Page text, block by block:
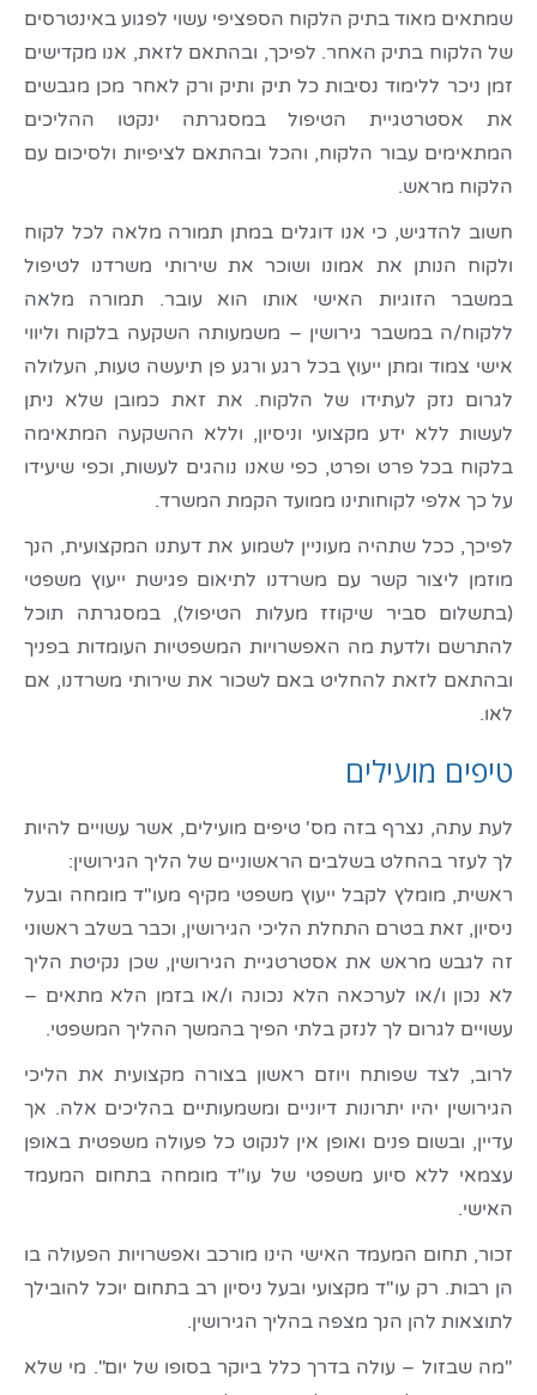
שמתאים מאוד בתיק הלקוח הספציפי עשוי לפגוע באינטרסים
של הלקוח בתיק האחר. לפיכך, ובהתאם לזאת, אנו מקדישים
זמן ניכר ללימוד נסיבות כל תיק ותיק ורק לאחר מכן מגבשים
את אסטרטגיית הטיפול במסגרתה ינקטו ההליכים
המתאימים עבור הלקוח, והכל ובהתאם לציפיות ולסיכום עם
הלקוח מראש.
חשוב להדגיש, כי אנו דוגלים במתן תמורה מלאה לכל לקוח
ולקוח הנותן את אמונו ושוכר את שירותי משרדנו לטיפול
במשבר הזוגיות האישי אותו הוא עובר. תמורה מלאה
ללקוח/ה במשבר גירושין – משמעותה השקעה בלקוח וליווי
אישי צמוד ומתן ייעוץ בכל רגע ורגע פן תיעשה טעות, העלולה
לגרום נזק לעתידו של הלקוח. את זאת כמובן שלא ניתן
לעשות ללא ידע מקצועי וניסיון, וללא ההשקעה המתאימה
בלקוח בכל פרט ופרט, כפי שאנו נוהגים לעשות, וכפי שיעידו
על כך אלפי לקוחותינו ממועד הקמת המשרד.
לפיכך, ככל שתהיה מעוניין לשמוע את דעתנו המקצועית, הנך
מוזמן ליצור קשר עם משרדנו לתיאום פגישת ייעוץ משפטי
(בתשלום סביר שיקוזז מעלות הטיפול), במסגרתה תוכל
להתרשם ולדעת מה האפשרויות המשפטיות העומדות בפניך
ובהתאם לזאת להחליט באם לשכור את שירותי משרדנו, אם
לאו.
טיפים מועילים
לעת עתה, נצרף בזה מס' טיפים מועילים, אשר עשויים להיות
לך לעזר בהחלט בשלבים הראשוניים של הליך הגירושין:
ראשית, מומלץ לקבל ייעוץ משפטי מקיף מעו"ד מומחה ובעל
ניסיון, זאת בטרם התחלת הליכי הגירושין, וכבר בשלב ראשוני
זה לגבש מראש את אסטרטגיית הגירושין, שכן נקיטת הליך
לא נכון ו/או לערכאה הלא נכונה ו/או בזמן הלא מתאים –
עשויים לגרום לך לנזק בלתי הפיך בהמשך ההליך המשפטי.
לרוב, לצד שפותח ויוזם ראשון בצורה מקצועית את הליכי
הגירושין יהיו יתרונות דיוניים ומשמעותיים בהליכים אלה. אך
עדיין, ובשום פנים ואופן אין לנקוט כל פעולה משפטית באופן
עצמאי ללא סיוע משפטי של עו"ד מומחה בתחום המעמד
האישי.
זכור, תחום המעמד האישי הינו מורכב ואפשרויות הפעולה בו
הן רבות. רק עו"ד מקצועי ובעל ניסיון רב בתחום יוכל להובילך
לתוצאות להן הנך מצפה בהליך הגירושין.
"מה שבזול – עולה בדרך כלל ביוקר בסופו של יום". מי שלא